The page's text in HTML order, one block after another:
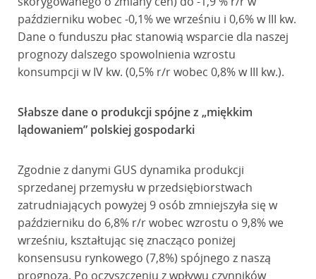
październiku wobec -0,1% we wrześniu i 0,6% w III kw.
Dane o funduszu płac stanowią wsparcie dla naszej
prognozy dalszego spowolnienia wzrostu
konsumpcji w IV kw. (0,5% r/r wobec 0,8% w III kw.).
Słabsze dane o produkcji spójne z „miękkim
lądowaniem” polskiej gospodarki
Zgodnie z danymi GUS dynamika produkcji
sprzedanej przemysłu w przedsiębiorstwach
zatrudniających powyżej 9 osób zmniejszyła się w
październiku do 6,8% r/r wobec wzrostu o 9,8% we
wrześniu, kształtując się znacząco poniżej
konsensusu rynkowego (7,8%) spójnego z naszą
prognozą. Po oczyszczeniu z wpływu czynników